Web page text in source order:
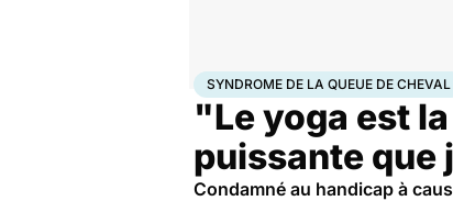
AccueilSantéMaladiesSyndrome de la
SYNDROME DE LA QUEUE DE CHEVAL
"Le yoga est
puissante que
Condamné au handicap à